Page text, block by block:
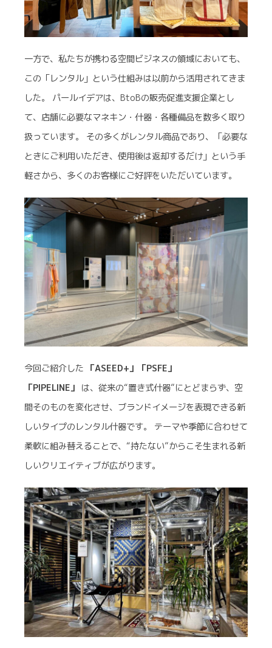
一方で、私たちが携わる空間ビジネスの領域においても、
この「レンタル」という仕組みは以前から活用されてきま
した。 パールイデアは、BtoBの販売促進支援企業とし
て、店舗に必要なマネキン・什器・各種備品を数多く取り
扱っています。 その多くがレンタル商品であり、「必要な
ときにご利用いただき、使用後は返却するだけ」という手
軽さから、多くのお客様にご好評をいただいています。
今回ご紹介した 「ASEED+」
「PSFE」
「PIPELINE」 は、従来の“置き式什器”にとどまらず、空
間そのものを変化させ、ブランドイメージを表現できる新
しいタイプのレンタル什器です。 テーマや季節に合わせて
柔軟に組み替えることで、“持たない”からこそ生まれる新
しいクリエイティブが広がります。